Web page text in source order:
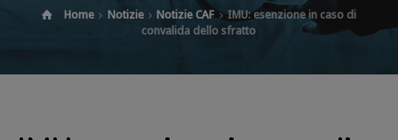
Home Notizie Notizie CAF
IMU: esenzione in caso di
convalida dello sfratto